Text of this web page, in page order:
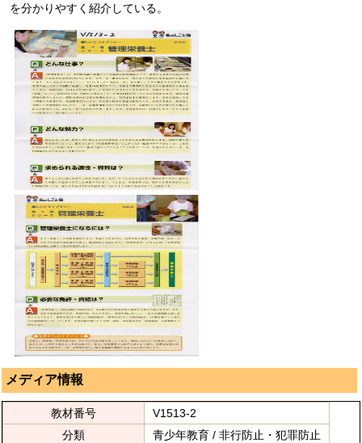
を分かりやすく紹介している。
メディア情報
教材番号
V1513-2
分類
青少年教育 / 非行防止・犯罪防止